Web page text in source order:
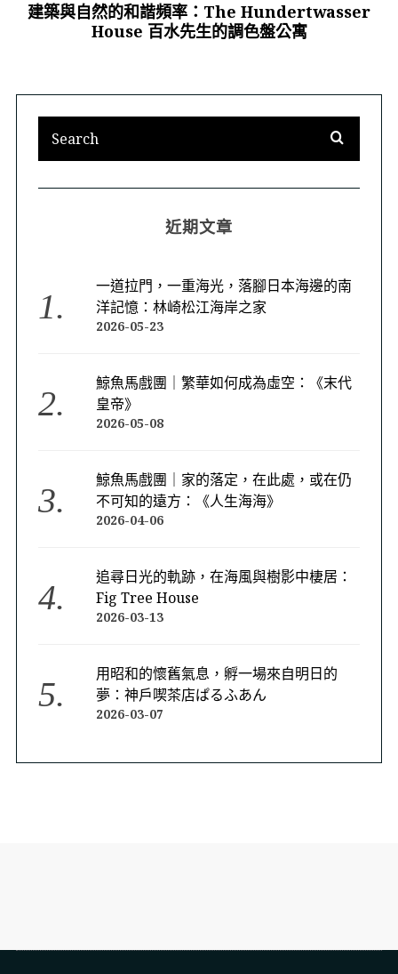
建築與自然的和諧頻率：The Hundertwasser
House 百水先生的調色盤公寓
近期文章
一道拉門，一重海光，落腳日本海邊的南
洋記憶：林崎松江海岸之家
2026-05-23
鯨魚馬戲團｜繁華如何成為虛空：《末代
皇帝》
2026-05-08
鯨魚馬戲團｜家的落定，在此處，或在仍
不可知的遠方：《人生海海》
2026-04-06
追尋日光的軌跡，在海風與樹影中棲居：
Fig Tree House
2026-03-13
用昭和的懷舊氣息，孵一場來自明日的
夢：神戶喫茶店ぱるふあん
2026-03-07